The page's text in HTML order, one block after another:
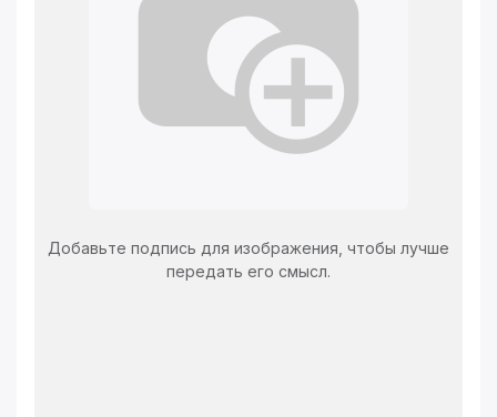
Добавьте подпись для изображения, чтобы лучше
передать его смысл.